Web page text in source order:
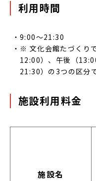
利用時間
9:00～21:30
※ 文化会館たづくり
12:00）、午後（
21:30）の3つの区分
施設利用料金
施設名